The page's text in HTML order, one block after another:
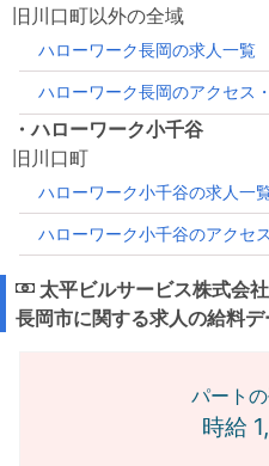
旧川口町以外の全域
ハローワーク長岡の求人一覧
ハローワーク長岡のアクセス
・ハローワーク小千谷
旧川口町
ハローワーク小千谷の求人一
ハローワーク小千谷のアクセ
太平ビルサービス株式会
長岡市に関する求人の給料デ
パート
時給